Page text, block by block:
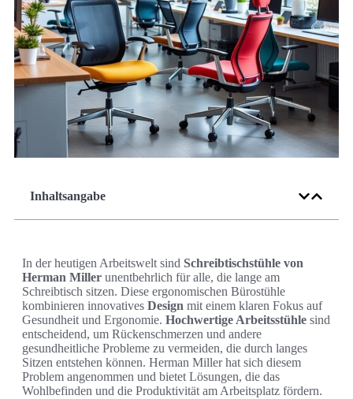
Inhaltsangabe
In der heutigen Arbeitswelt sind Schreibtischstühle von
Herman Miller unentbehrlich für alle, die lange am
Schreibtisch sitzen. Diese ergonomischen Bürostühle
kombinieren innovatives Design mit einem klaren Fokus auf
Gesundheit und Ergonomie. Hochwertige Arbeitsstühle sind
entscheidend, um Rückenschmerzen und andere
gesundheitliche Probleme zu vermeiden, die durch langes
Sitzen entstehen können. Herman Miller hat sich diesem
Problem angenommen und bietet Lösungen, die das
Wohlbefinden und die Produktivität am Arbeitsplatz fördern.